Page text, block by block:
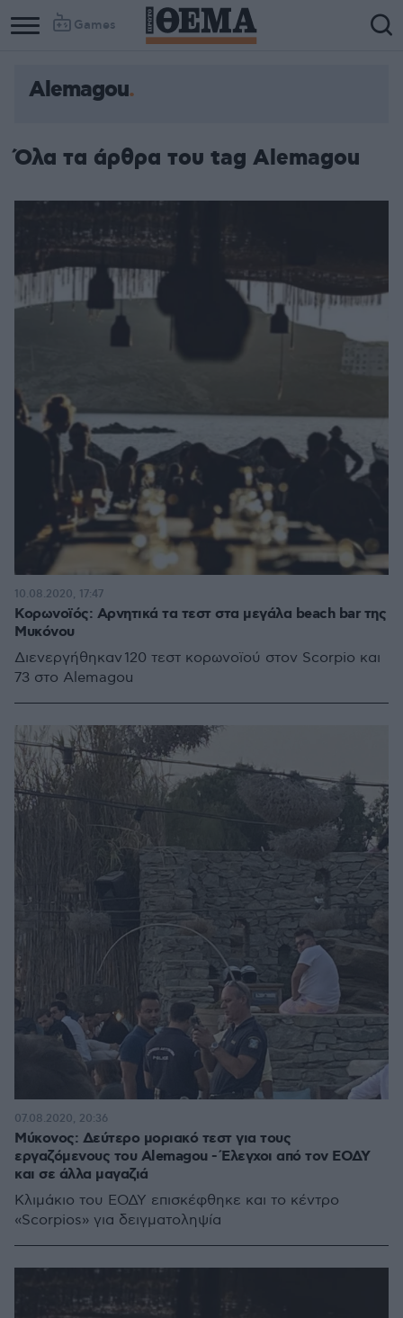
Games
Alemagou
Όλα τα άρθρα του tag Alemagou
Κορωνοϊός: Αρνητικά τα τεστ στα μεγάλα beach bar της
Μυκόνου
Διενεργήθηκαν 120 τεστ κορωνοϊού στον Scorpio και
73 στο Alemagou
10.08.2020, 17:47
Μύκονος: Δεύτερο μοριακό τεστ για τους
εργαζόμενους του Alemagou - Έλεγχοι από τον ΕΟΔΥ
και σε άλλα μαγαζιά
Κλιμάκιο του ΕΟΔΥ επισκέφθηκε και το κέντρο
«Scorpios» για δειγματοληψία
07.08.2020, 20:36